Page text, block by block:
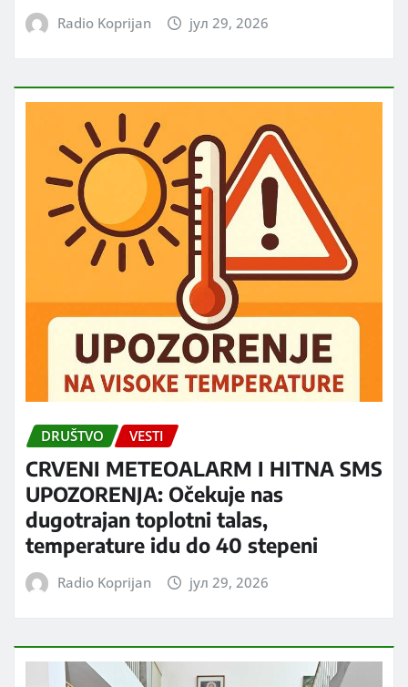
Radio Koprijan јул 29, 2026
DRUŠTVO VESTI
CRVENI METEOALARM I HITNA SMS
UPOZORENJA: Očekuje nas
dugotrajan toplotni talas,
temperature idu do 40 stepeni
Radio Koprijan јул 29, 2026